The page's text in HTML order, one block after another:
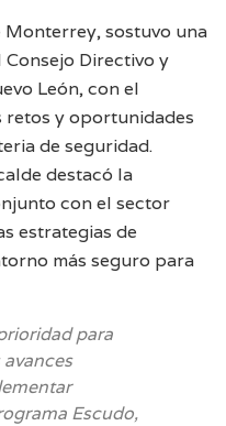
Monterrey, sostuvo una
Directivo y
León, con el
y oportunidades
de seguridad.
destacó la
con el sector
estrategias de
más seguro para
para
Escudo,